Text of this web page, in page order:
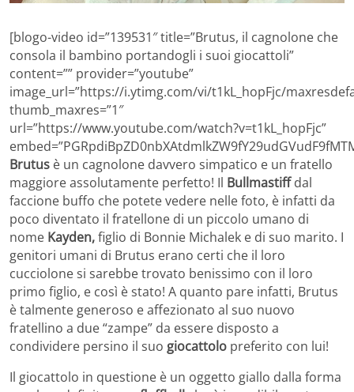
[blogo-video id=”139531″ title=”Brutus, il cagnolone che
consola il bambino portandogli i suoi giocattoli”
content=”” provider=”youtube”
image_url=”https://i.ytimg.com/vi/t1kL_hopFjc/
thumb_maxres=”1″
url=”https://www.youtube.com/watch?v=t1kL_hopFjc”
Brutus è un cagnolone davvero simpatico e un fratello
maggiore assolutamente perfetto! Il Bullmastiffdal
faccione buffo che potete vedere nelle foto, è infatti da
poco diventato il fratellone di un piccolo umano di
nome Kayden,figlio di Bonnie Michalek e di suo marito. I
genitori umani di Brutus erano certi che il loro
cucciolone si sarebbe trovato benissimo con il loro
primo figlio, e così è stato! A quanto pare infatti, Brutus
è talmente generoso e affezionato al suo nuovo
fratellino a due “zampe” da essere disposto a
condividere persino il suo giocattolo preferito con lui!
Il giocattolo in questione è un oggetto giallo dalla forma